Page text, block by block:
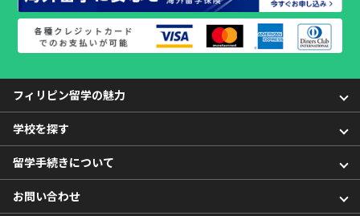
フィリピン留学の魅力
学校を探す
留学手続きについて
お問い合わせ